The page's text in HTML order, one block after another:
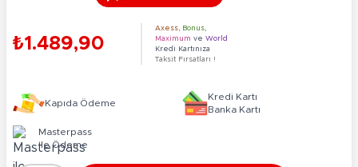
₺1.489,90
Axess Bonus
Maximum ve World
Kredi Kartınıza
Taksit Fırsatları !
Kapıda Ödeme
Kredi Kartı
Banka Kartı
Masterpass
ile Ödeme